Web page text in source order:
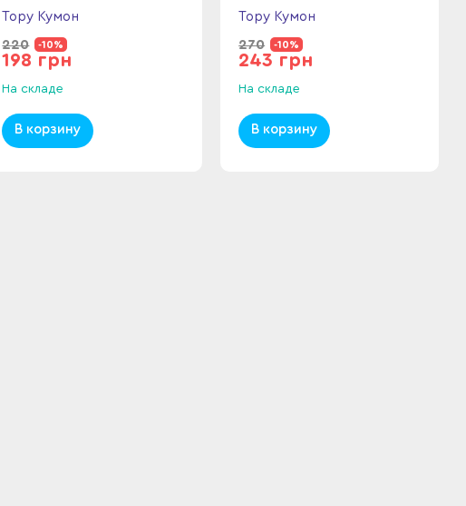
Тору Кумон
220 -10%
198 грн
На складе
В корзину
Тору Кумон
270 -10%
243 грн
На складе
В корзину